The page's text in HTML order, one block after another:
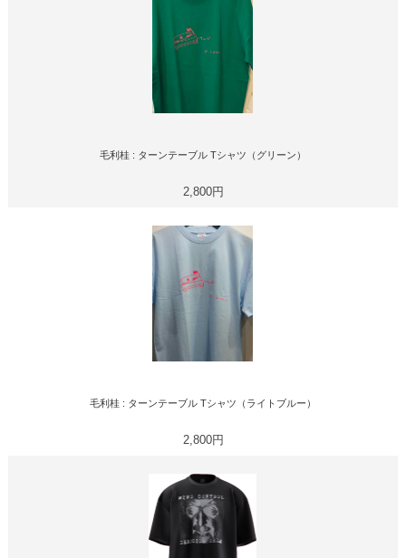
毛利桂 : ターンテーブル Tシャツ（グリーン）
2,800円
毛利桂 : ターンテーブル Tシャツ（ライトブルー）
2,800円